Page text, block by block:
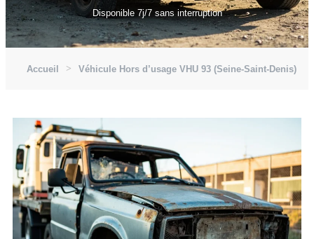
Disponible 7j/7 sans interruption
Accueil Véhicule Hors d’usage VHU 93 (Seine-Saint-Denis)